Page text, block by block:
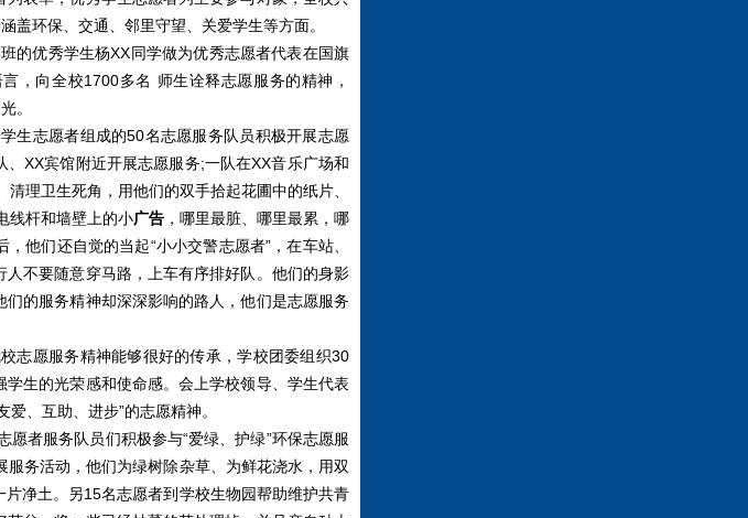
盖环保、交通、邻里守望、关爱学生等方面。
优秀学生杨XX同学做为优秀志愿者代表在国旗
，向全校1700多名 师生诠释志愿服务的精神，
。
志愿者组成的50名志愿服务队员积极开展志愿
XX宾馆附近开展志愿服务;一队在XX音乐广场和
理卫生死角，用他们的双手拾起花圃中的纸片、
线杆和墙壁上的小广告 ，哪里最脏、哪里最累，哪
他们还自觉的当起“小小交警志愿者”，在车站、
不要随意穿马路，上车有序排好队。他们的身影
的服务精神却深深影响的路人，他们是志愿服务
愿服务精神能够很好的传承，学校团委组织30
生的光荣感和使命感。会上学校领导、学生代表
、互助、进步”的志愿精神。
者服务队员们积极参与“爱绿、护绿”环保志愿服
务活动，他们为绿树除杂草、为鲜花浇水，用双
净土。另15名志愿者到学校生物园帮助维护共青